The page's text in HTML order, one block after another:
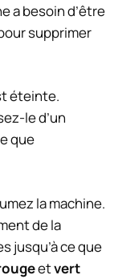
a besoin d’être
supprimer
éteinte.
le d’un
que
la machine.
de la
jusqu’à ce que
etvert